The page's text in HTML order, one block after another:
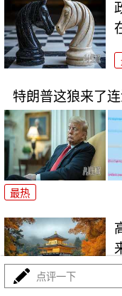
特朗普这狼来了
最热
点评一下